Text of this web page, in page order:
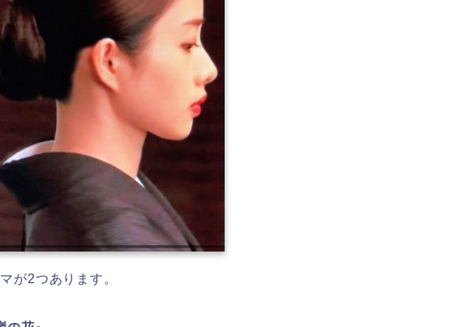
が2つあります。